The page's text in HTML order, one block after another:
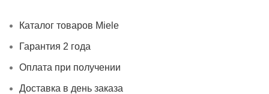
Каталог товаров Miele
Гарантия 2 года
Оплата при получении
Доставка в день заказа